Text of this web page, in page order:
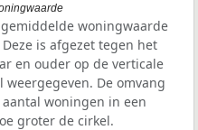
woningwaarde
is afgezet tegen het
en ouder op de verticale
De omvang
woningen in een
groter de cirkel.